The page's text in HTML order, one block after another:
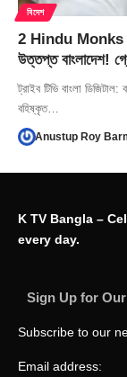
বিদেশ
2 Hindu Monks
উত্তপ্ত বাংলাদেশ!
ট্রাইব টিভি বাংলা ডিজিটাল:
বহিষ্কৃত…
Anustup Roy
K TV Bangla –
every day.
Sign Up for
Subscribe to our
Email address: